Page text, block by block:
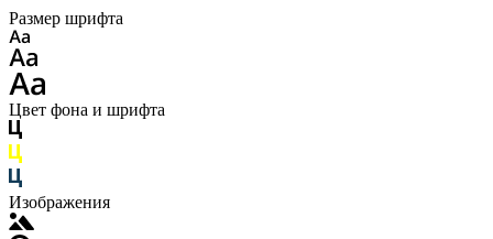
Размер шрифта
Цвет фона и шрифта
Изображения